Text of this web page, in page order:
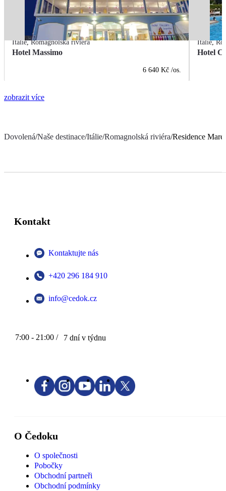
Itálie,Romagnolská riviéra
Hotel Massimo
6 640 Kč /os.
Itálie,
Hotel
zobrazit více
Dovolená/Naše destinace/Itálie/Romagnolská riviéra/Residence Mare
Kontakt
Kontaktujte nás
+420 296 184 910
info@cedok.cz
7:00 - 21:00 / 7 dní v týdnu
O Čedoku
O společnosti
Pobočky
Obchodní partneři
Obchodní podmínky